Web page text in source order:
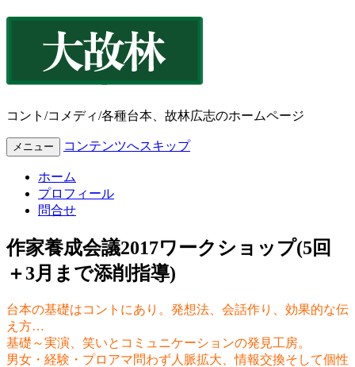
コント/コメディ/各種台本、故林広志のホームページ
メニュー コンテンツへスキップ
ホーム
プロフィール
問合せ
作家養成会議2017ワークショップ(5回
＋3月まで添削指導)
台本の基礎はコントにあり。発想法、会話作り、効果的な伝
え方…
基礎～実演、笑いとコミュニケーションの発見工房。
男女・経験・プロアマ問わず人脈拡大、情報交換そして個性